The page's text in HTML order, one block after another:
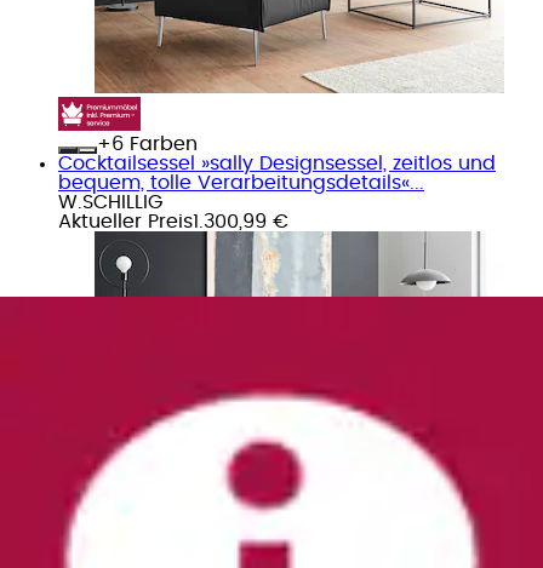
+
Farben
Cocktailsessel »sally Designsessel, zeitlos und
bequem, tolle Verarbeitungsdetails«...
W.SCHILLIG
Aktueller Preis1.300,99 €